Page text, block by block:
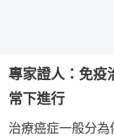
專家證人：免
常下進行
治療癌症一般分